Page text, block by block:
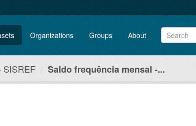
Organizations Groups About
SISREF Saldo frequência mensal -...